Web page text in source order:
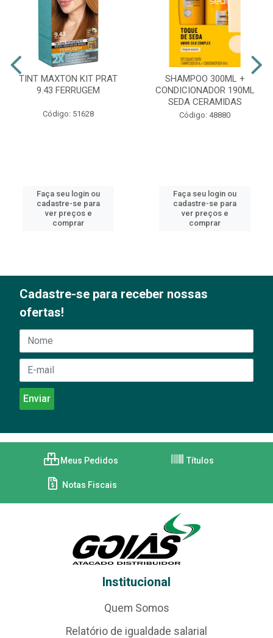
TINT MAXTON KIT PRAT
9.43 FERRUGEM
Código: 51628
Faça seu login ou
cadastre-se para
ver preços e
comprar
SHAMPOO 300ML +
CONDICIONADOR 190ML
SEDA CERAMIDAS
Código: 48880
Faça seu login ou
cadastre-se para
ver preços e
comprar
Cadastre-se para receber nossas
ofertas!
Meus Pedidos Títulos
Notas Fiscais
Institucional
Quem Somos
Relatório de igualdade salarial